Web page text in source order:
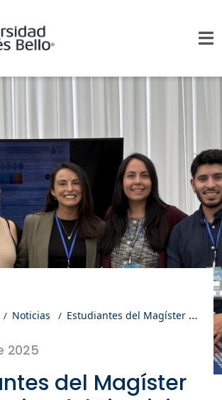
Noticias Estudiantes del Magíster en Ciencias del Ejercicio para la Salud UNAB destacan en el II Congreso Internacional ICER 2025
2025
del Magíster